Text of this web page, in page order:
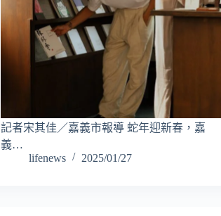
記者宋其佳／嘉義市報導 蛇年迎新春，嘉
義…
lifenews
2025/01/27